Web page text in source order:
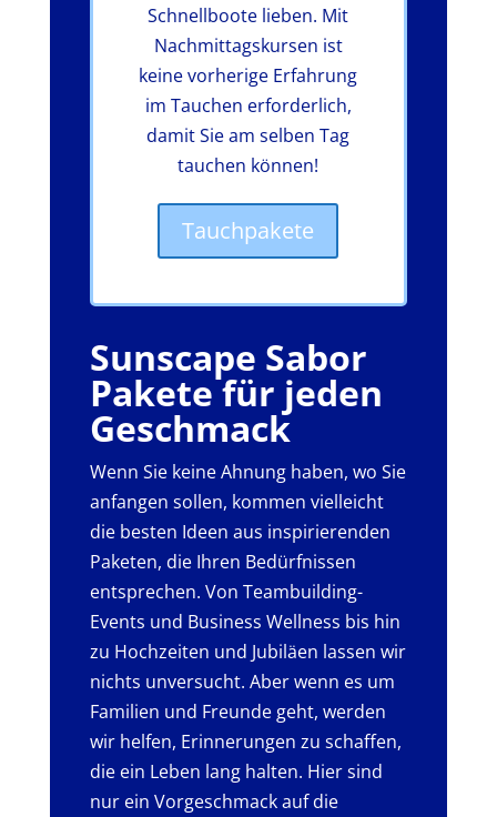
Schnellboote lieben. Mit
Nachmittagskursen ist
keine vorherige Erfahrung
im Tauchen erforderlich,
damit Sie am selben Tag
tauchen können!
Tauchpakete
Sunscape Sabor
Pakete für jeden
Geschmack
Wenn Sie keine Ahnung haben, wo Sie
anfangen sollen, kommen vielleicht
die besten Ideen aus inspirierenden
Paketen, die Ihren Bedürfnissen
entsprechen. Von Teambuilding-
Events und Business Wellness bis hin
zu Hochzeiten und Jubiläen lassen wir
nichts unversucht. Aber wenn es um
Familien und Freunde geht, werden
wir helfen, Erinnerungen zu schaffen,
die ein Leben lang halten. Hier sind
nur ein Vorgeschmack auf die